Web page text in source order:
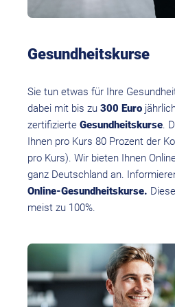
Gesundheitskurse
Sie tun etwas für Ihre
dabei mit bis zu 300 Euro
zertifizierte Gesundheitskurse.
Ihnen pro Kurs 80 Prozent der
pro Kurs). Wir bieten Ihnen
ganz Deutschland an.
Online-Gesundheitskurse.
meist zu 100%.